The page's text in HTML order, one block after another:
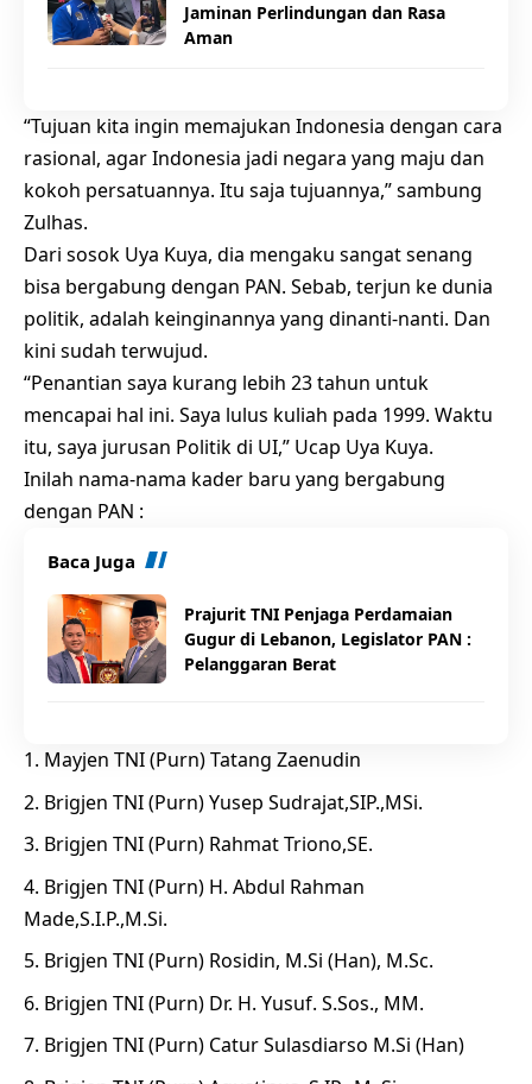
Jaminan Perlindungan dan Rasa
Aman
“Tujuan kita ingin memajukan Indonesia dengan cara
rasional, agar Indonesia jadi negara yang maju dan
kokoh persatuannya. Itu saja tujuannya,” sambung
Zulhas.
Dari sosok Uya Kuya, dia mengaku sangat senang
bisa bergabung dengan PAN. Sebab, terjun ke dunia
politik, adalah keinginannya yang dinanti-nanti. Dan
kini sudah terwujud.
“Penantian saya kurang lebih 23 tahun untuk
mencapai hal ini. Saya lulus kuliah pada 1999. Waktu
itu, saya jurusan Politik di UI,” Ucap Uya Kuya.
Inilah nama-nama kader baru yang bergabung
dengan PAN :
Baca Juga
Prajurit TNI Penjaga Perdamaian
Gugur di Lebanon, Legislator PAN :
Pelanggaran Berat
Mayjen TNI (Purn) Tatang Zaenudin
Brigjen TNI (Purn) Yusep Sudrajat,SIP.,MSi.
Brigjen TNI (Purn) Rahmat Triono,SE.
Brigjen TNI (Purn) H. Abdul Rahman
Made,S.I.P.,M.Si.
Brigjen TNI (Purn) Rosidin, M.Si (Han), M.Sc.
Brigjen TNI (Purn) Dr. H. Yusuf. S.Sos., MM.
Brigjen TNI (Purn) Catur Sulasdiarso M.Si (Han)